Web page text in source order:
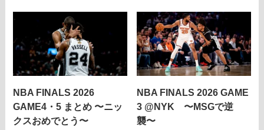
NBA FINALS 2026
GAME4・5 まとめ 〜ニッ
クスおめでとう〜
NBA FINALS 2026 GAME
3 @NYK 〜MSGで逆
襲〜